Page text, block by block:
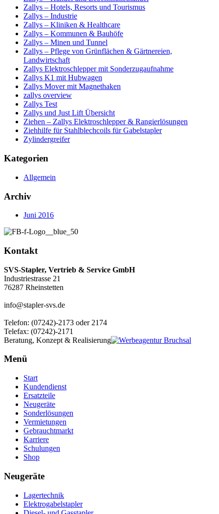
Zallys – Hotels, Resorts und Tourismus
Zallys – Industrie
Zallys – Kliniken & Healthcare
Zallys – Kommunen & Bauhöfe
Zallys – Minen und Tunnel
Zallys – Pflege von Grünflächen & Gärtnereien,
Landwirtschaft
Zallys Elektroschlepper mit Sonderzugaufnahme
Zallys K1 mit Hubwagen
Zallys Mover mit Magnethaken
zallys overview
Zallys Test
Zallys und Just Lift Übersicht
Ziehen – Zallys Elektroschlepper & Rangierlösungen
Ziehhilfe für Stahlblechcoils für Gabelstapler
Zylindergreifer
Kategorien
Allgemein
Archiv
Juni 2016
Kontakt
SVS-Stapler, Vertrieb & Service GmbH
Industriestrasse 21
76287 Rheinstetten
info@stapler-svs.de
Telefon: (07242)-2173 oder 2174
Telefax: (07242)-2171
Beratung, Konzept & Realisierung
Menü
Start
Kundendienst
Ersatzteile
Neugeräte
Sonderlösungen
Vermietungen
Gebrauchtmarkt
Karriere
Schulungen
Shop
Neugeräte
Lagertechnik
Elektrogabelstapler